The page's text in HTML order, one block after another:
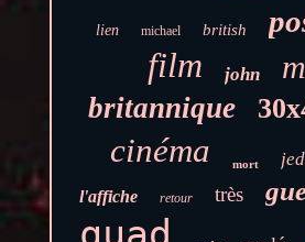
lien michael british
film john
britannique
cinéma mort
l'affiche retour très